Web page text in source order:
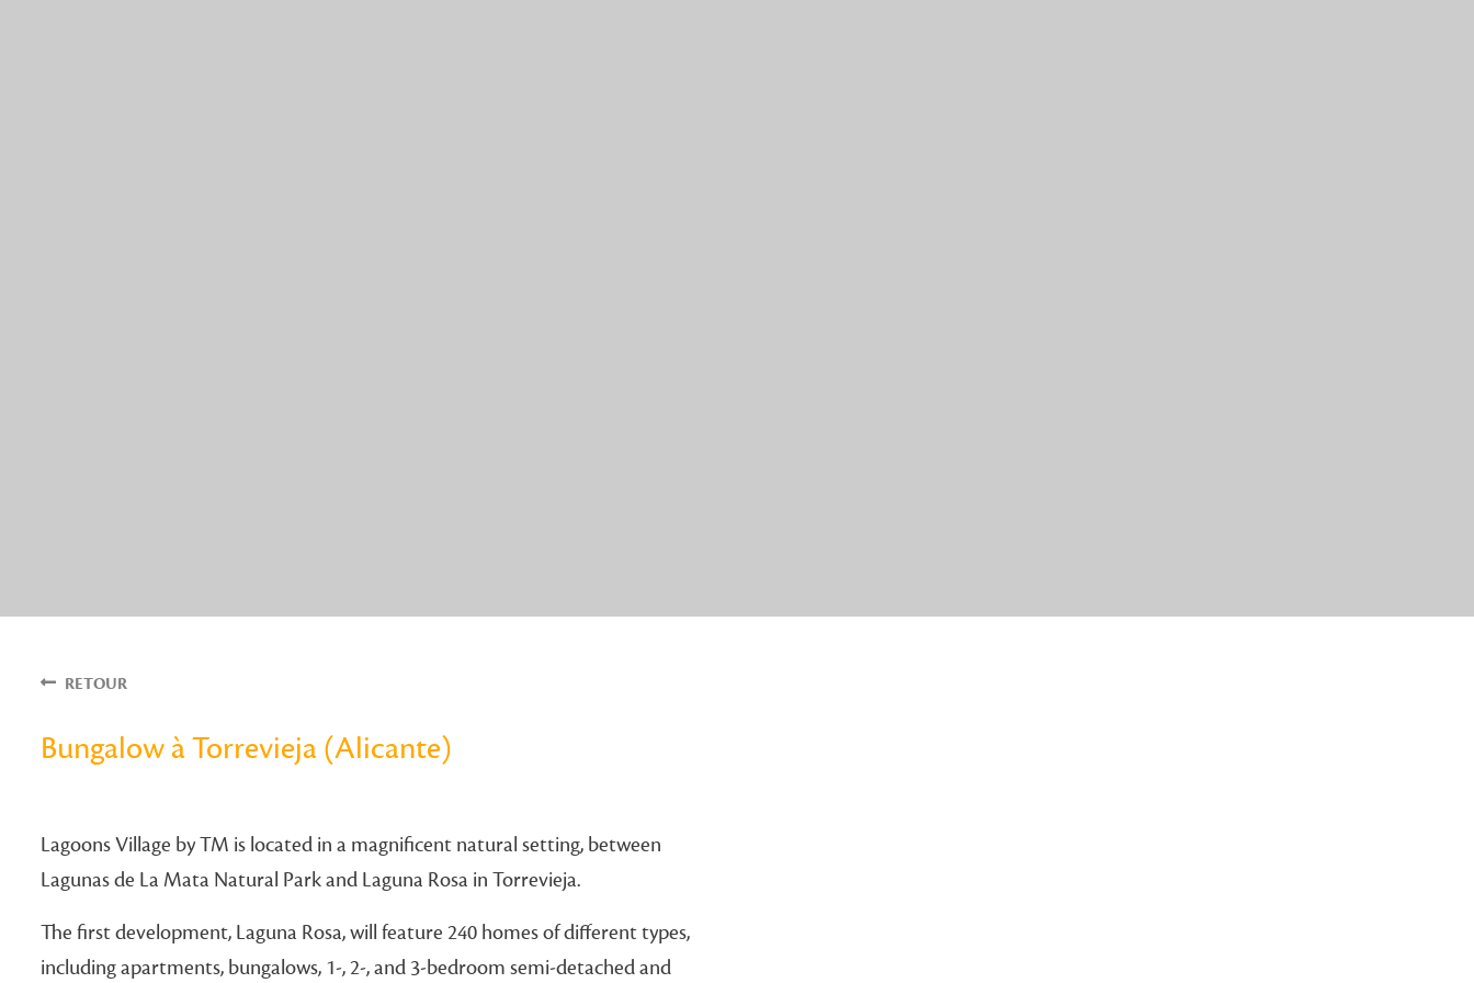
RETOUR
Bungalow à Torrevieja (Alicante)
Lagoons Village by TM is located in a magnificent natural setting, between
Lagunas de La Mata Natural Park and Laguna Rosa in Torrevieja.
The first development, Laguna Rosa, will feature 240 homes of different types,
including apartments, bungalows, 1-, 2-, and 3-bedroom semi-detached and